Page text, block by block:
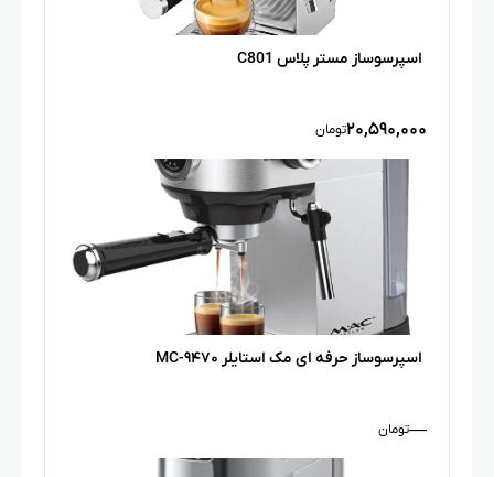
اسپرسوساز مستر پلاس C801
۲۰,۵۹۰,۰۰۰تومان
اسپرسوساز حرفه ای مک استایلر MC-۹۴۷۰
—تومان